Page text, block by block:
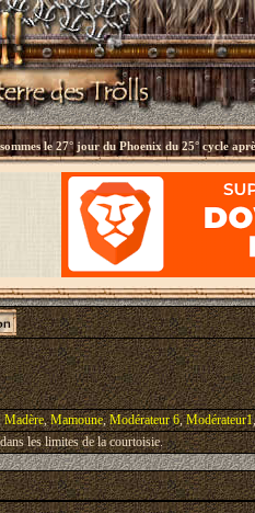
le27° jour du Phoenix du 25° cycle
Madère,Mamoune,Modérateur 6,Modérateur1
les limites de la courtoisie.